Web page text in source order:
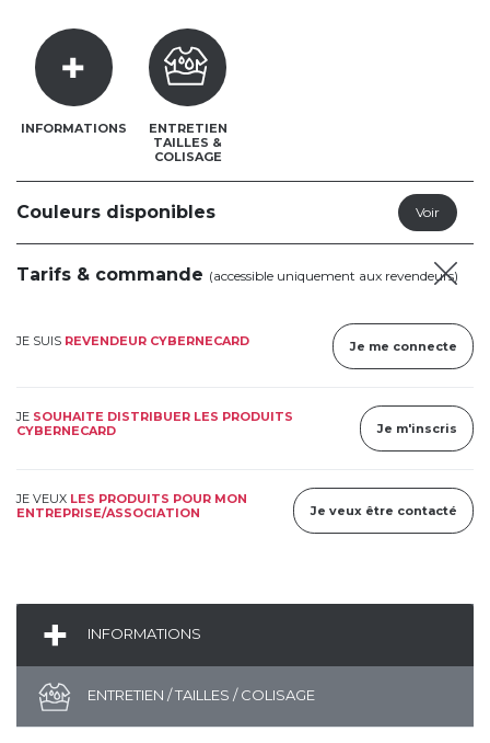
INFORMATIONS
ENTRETIEN
TAILLES &
COLISAGE
Couleurs disponibles
Tarifs & commande (accessible uniquement aux revendeurs)
JE SUIS REVENDEUR CYBERNECARD Je me connecte
JE SOUHAITE DISTRIBUER LES PRODUITS
CYBERNECARD
Je m'inscris
JE VEUX LES PRODUITS POUR MON
ENTREPRISE/ASSOCIATION
Je veux être contacté
INFORMATIONS
ENTRETIEN / TAILLES / COLISAGE